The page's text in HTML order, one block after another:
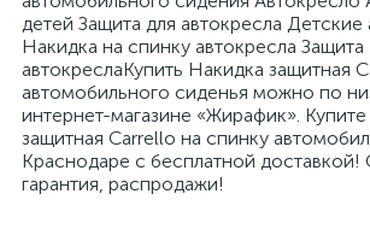
детей Защита для автокресла Детские
Накидка на спинку автокресла Защита
автокреслаКупить Накидка защитная
автомобильного сиденья можно по
интернет-магазине «Жирафик».
защитная Carrello на спинку
Краснодаре с бесплатной доставкой!
гарантия, распродажи!